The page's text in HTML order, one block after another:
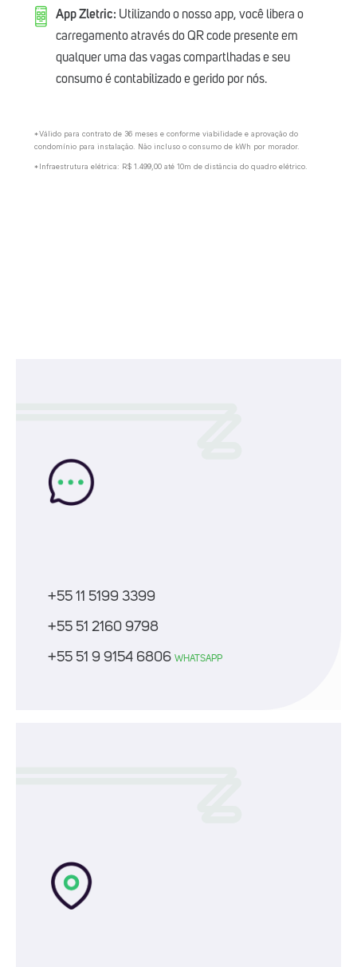
App Zletric: Utilizando o nosso app, você libera o
carregamento através do QR code presente em
qualquer uma das vagas compartlhadas e seu
consumo é contabilizado e gerido por nós.
*Válido para contrato de 36 meses e conforme viabilidade e aprovação do
condomínio para instalação. Não incluso o consumo de kWh por morador.
*Infraestrutura elétrica: R$ 1.499,00 até 10m de distância do quadro elétrico.
+55 11 5199 3399
+55 51 2160 9798
+55 51 9 9154 6806 WHATSAPP